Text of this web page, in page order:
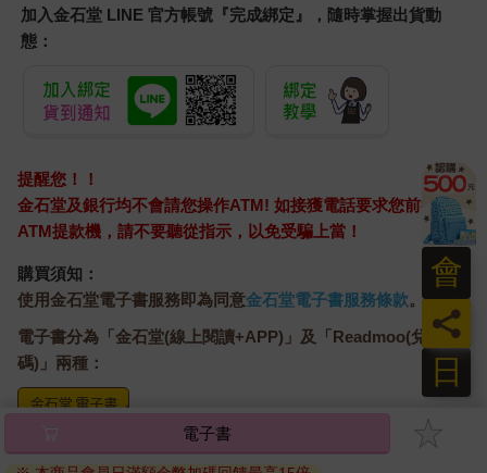
加入金石堂 LINE 官方帳號『完成綁定』，隨時掌握出貨動
態：
提醒您！！
金石堂及銀行均不會請您操作ATM! 如接獲電話要求您前往
ATM提款機，請不要聽從指示，以免受騙上當！
購買須知：
使用金石堂電子書服務即為同意金石堂電子書服務條款。
電子書分為「金石堂(線上閱讀+APP)」及「Readmoo(兌換
碼)」兩種：
將儲存於會員中心→電子書服務「我的e書櫃」，點選線上
閱讀直接開啟閱讀。
電子書
日
員
會